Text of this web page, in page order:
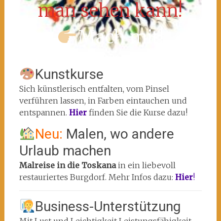
man sehen kann!
Mach mit!
Kunstkurse
Sich künstlerisch entfalten, vom Pinsel
verführen lassen, in Farben eintauchen und
entspannen. Hier finden Sie die Kurse dazu!
Neu: Malen, wo andere
Urlaub machen
Malreise in die Toskanain ein liebevoll
restauriertes Burgdorf. Mehr Infos dazu: Hier!
Business-Unterstützung